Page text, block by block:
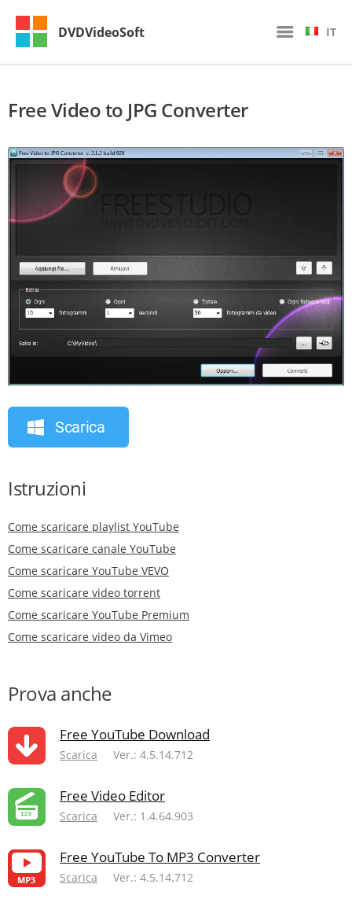
DVDVideoSoft IT
Free Video to JPG Converter
Scarica
Istruzioni
Come scaricare playlist YouTube
Come scaricare canale YouTube
Come scaricare YouTube VEVO
Come scaricare video torrent
Come scaricare YouTube Premium
Come scaricare video da Vimeo
Prova anche
Free YouTube Download
Scarica Ver.: 4.5.14.712
Free Video Editor
Scarica Ver.: 1.4.64.903
Free YouTube To MP3 Converter
Scarica Ver.: 4.5.14.712